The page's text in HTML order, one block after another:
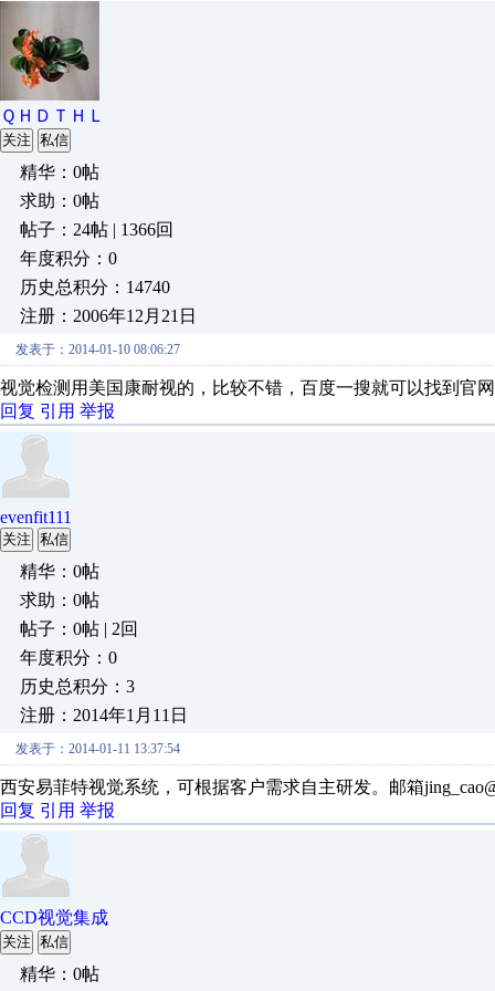
ＱＨＤＴＨＬ
关注 私信
精华：0帖
求助：0帖
帖子：24帖 | 1366回
年度积分：0
历史总积分：14740
注册：2006年12月21日
发表于：2014-01-10 08:06:27
视觉检测用美国康耐视的，比较不错，百度一搜就可以找到官
回复 引用 举报
evenfit111
关注 私信
精华：0帖
求助：0帖
帖子：0帖 | 2回
年度积分：0
历史总积分：3
注册：2014年1月11日
发表于：2014-01-11 13:37:54
西安易菲特视觉系统，可根据客户需求自主研发。邮箱
回复 引用 举报
CCD视觉集成
关注 私信
精华：0帖